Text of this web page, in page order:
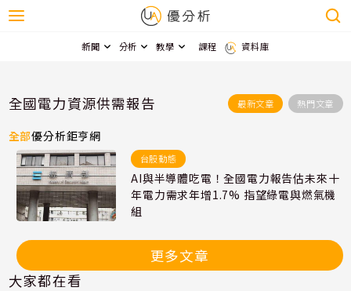
新聞 分析 教學 課程 資料庫
全國電力資源供需報告 最新文章 熱門文章
全部優分析鉅亨網
台股動態
AI與半導體吃電！全國電力報告估未來十
年電力需求年增1.7% 指望綠電與燃氣機
組
更多文章
大家都在看